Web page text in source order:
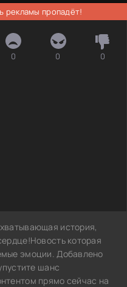
рекламы пропадёт!
0 0 0
история,
которая
эмоции. Добавлено
шанс
прямо сейчас на